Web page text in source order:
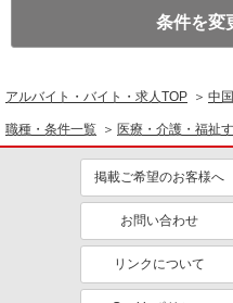
条件を変
アルバイト・バイト・求人TOP 中
職種・条件一覧 医療・介護・福祉
掲載ご希望のお客様へ
お問い合わせ
リンクについて